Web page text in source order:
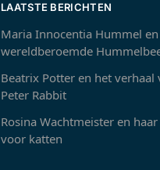
LAATSTE BERICHTEN
Maria Innocentia Hummel
wereldberoemde
Beatrix Potter en het verhaal
Peter Rabbit
Rosina Wachtmeister en
voor katten